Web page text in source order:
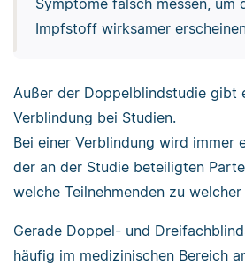
Symptome falsch messen, um
Impfstoff wirksamer
Außer der Doppelblindstudie gibt
Verblindung bei Studien.
Bei einer Verblindung wird immer
der an der Studie beteiligten
welche Teilnehmenden zu
Gerade Doppel- und
häufig im medizinischen Bereich